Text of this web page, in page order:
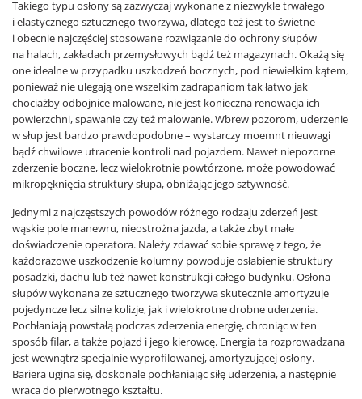
Takiego typu osłony są zazwyczaj wykonane z niezwykle trwałego
i elastycznego sztucznego tworzywa, dlatego też jest to świetne
i obecnie najczęściej stosowane rozwiązanie do ochrony słupów
na halach, zakładach przemysłowych bądź też magazynach. Okażą się
one idealne w przypadku uszkodzeń bocznych, pod niewielkim kątem,
ponieważ nie ulegają one wszelkim zadrapaniom tak łatwo jak
chociażby odbojnice malowane, nie jest konieczna renowacja ich
powierzchni, spawanie czy też malowanie. Wbrew pozorom, uderzenie
w słup jest bardzo prawdopodobne – wystarczy moemnt nieuwagi
bądź chwilowe utracenie kontroli nad pojazdem. Nawet niepozorne
zderzenie boczne, lecz wielokrotnie powtórzone, może powodować
mikropęknięcia struktury słupa, obniżając jego sztywność.
Jednymi z najczęstszych powodów różnego rodzaju zderzeń jest
wąskie pole manewru, nieostrożna jazda, a także zbyt małe
doświadczenie operatora. Należy zdawać sobie sprawę z tego, że
każdorazowe uszkodzenie kolumny powoduje osłabienie struktury
posadzki, dachu lub też nawet konstrukcji całego budynku. Osłona
słupów wykonana ze sztucznego tworzywa skutecznie amortyzuje
pojedyncze lecz silne kolizje, jak i wielokrotne drobne uderzenia.
Pochłaniają powstałą podczas zderzenia energię, chroniąc w ten
sposób filar, a także pojazd i jego kierowcę. Energia ta rozprowadzana
jest wewnątrz specjalnie wyprofilowanej, amortyzującej osłony.
Bariera ugina się, doskonale pochłaniając siłę uderzenia, a następnie
wraca do pierwotnego kształtu.